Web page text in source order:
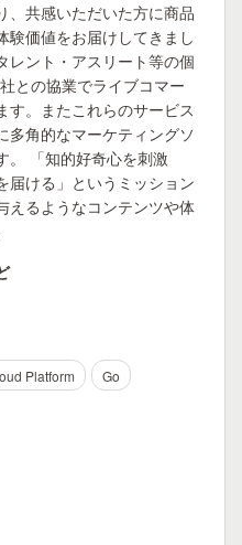
、共感いただいた方に商品
験価値をお届けしてきまし
レント・アスリート等の個
との協業でライブコマー
す。またこれらのサービス
多角的なマーケティングソ
。 「知的好奇心を刺激
届ける」というミッション
えるようなコンテンツや体
Platform Go